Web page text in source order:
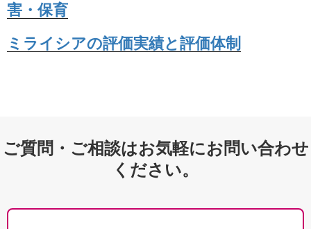
害・保育
ミライシアの評価実績と評価体制
ご質問・ご相談はお気軽にお問い合わせ
ください。